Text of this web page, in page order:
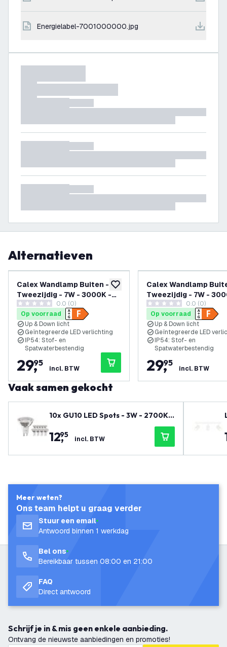
energielabel-7001000000.jpg
Alternatieven
toevoegen aan verlanglijst
Calex Wandlamp Buiten -
Tweezijdig - 7W - 3000K -
IP54 - Zwart
0 score sterren0.0 (0)
Op voorraad
Up & Down licht
Geïntegreerde LED verlichting
IP54: Stof- en
Spatwaterbestendig
29,
95
incl. BTW
Calex Wandlamp
Tweezijdig - 7W -
IP54 - Zwart
0 score sterren0.0 (0)
Op voorraad
Up & Down licht
Geïntegreerde LED
IP54: Stof- en
Spatwaterbestendig
29,
95
incl. BTW
Vaak samen gekocht
10x GU10 LED Spots - 3W - 2700K -
12,
95 incl. BTW
Meer weten?
Ons team helpt u graag verder
Stuur een email
Antwoord binnen 1 werkdag
Bel ons
Bereikbaar tussen 08:00 en 21:00
FAQ
Direct antwoord
Schrijf je in & mis geen enkele aanbieding.
Ontvang de nieuwste aanbiedingen en promoties!